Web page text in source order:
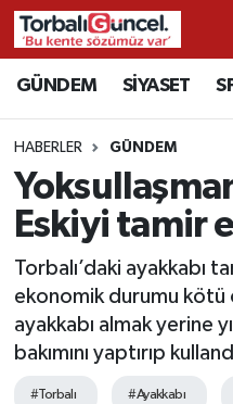
GÜNDEM SİYASET
HABERLER GÜNDEM
Eskiyi tamir
Torbalı’daki ayakkabı
ekonomik durumu kötü
ayakkabı almak yerine
bakımını yaptırıp
#Torbalı #Ayakkabı
İzmir Nöbetçi
İzmir Hava Durumu
İzmir Namaz
İzmir Trafik
Süper Lig Puan
Tüm Manşetler